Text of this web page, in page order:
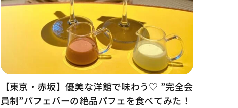
【東京・赤坂】優美な洋館で味わう♡ ”完全会
員制”パフェバーの絶品パフェを食べてみた！